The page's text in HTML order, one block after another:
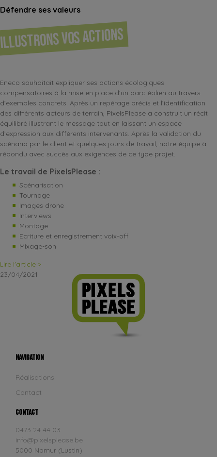
Défendre ses valeurs
vos actions
Eneco souhaitait expliquer ses actions écologiques
compensatoires à la mise en place d’un parc éolien au travers
d’exemples concrets. Après un repérage précis et l’identification
des différents acteurs de terrain, PixelsPlease a construit un récit
équilibré illustrant le message tout en laissant un espace
d’expression aux différents intervenants. Après la validation du
scénario par le client et quelques jours de travail, notre équipe à
répondu avec succès aux exigences de ce type projet.
Le travail de PixelsPlease :
Scénarisation
Tournage
Images drone
Interviews
Montage
Ecriture et enregistrement voix-off
Mixage-son
Lire l'article >
23/04/2021
Navigation
Réalisations
Contact
Contact
0473 24 44 03
info@pixelsplease.be
5000 Namur (Lustin)